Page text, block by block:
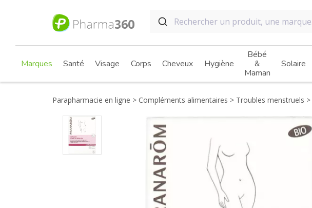
Marques Santé Visage Corps Cheveux Hygiène
Bébé
&
Maman
Solaire
Parapharmacie en ligne Compléments alimentaires Troubles menstruels